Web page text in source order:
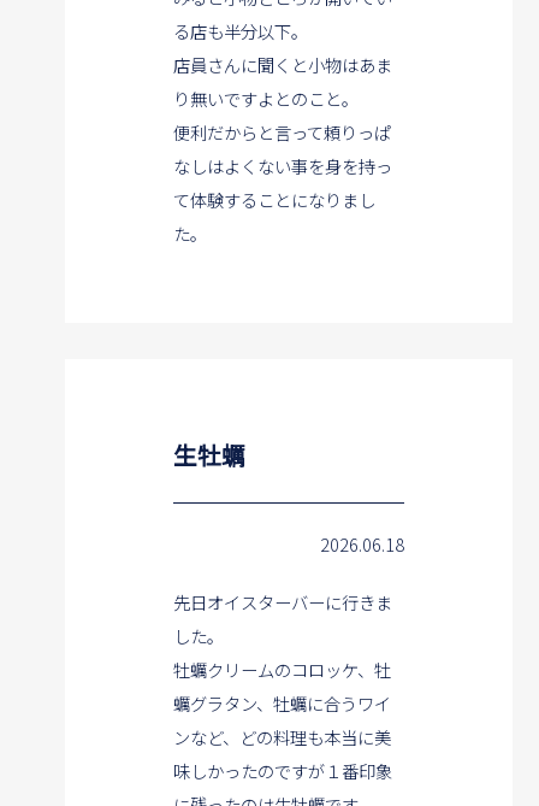
る店も半分以下。
店員さんに聞くと小物はあま
り無いですよとのこと。
便利だからと言って頼りっぱ
なしはよくない事を身を持っ
て体験することになりまし
た。
生牡蠣
2026.06.18
先日オイスターバーに行きま
した。
牡蠣クリームのコロッケ、牡
蠣グラタン、牡蠣に合うワイ
ンなど、 どの料理も本当に美
味しかったのですが１番印象